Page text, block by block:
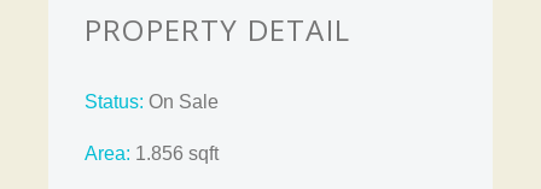
PROPERTY DETAIL
Status: On Sale
Area: 1.856 sqft